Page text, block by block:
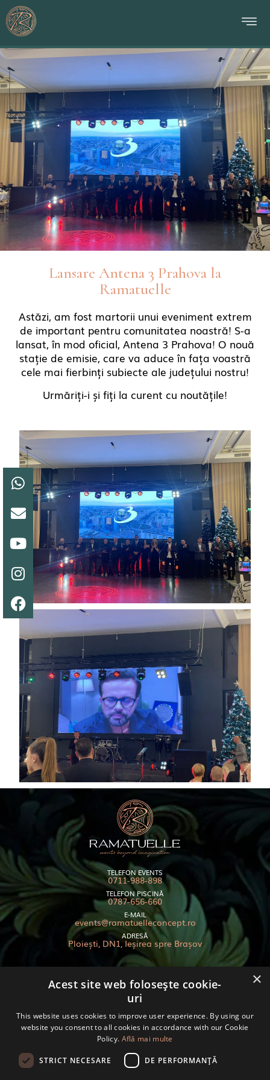
Lansare Antena 3 Prahova la
Ramatuelle
Astăzi, am fost martorii unui eveniment extrem
de important pentru comunitatea noastră! S-a
lansat, în mod oficial, Antena 3 Prahova! O nouă
stație de emisie, care va aduce în fața voastră
cele mai fierbinți subiecte ale județului nostru!
Urmăriți-i și fiți la curent cu noutățile!
TELEFON EVENTS
0711-988-898
TELEFON PISCINĂ
0787-656-660
E-MAIL
events@ramatuelleconcept.ro
ADRESĂ
Ploiești, DN1, Ieșirea spre Brașov
Termeni și condiții
Politica de cookies
GDPR
Anpc
© 2024 RAMATUELLE - TOATE DREPTURILE REZERVATE
FII LA CURENT CU NOUTĂȚILE! ABONEAZĂ-TE LA NEWSLETTER!
×
Acest site web folosește cookie-
uri
This website uses cookies to improve user experience. By using our
website you consent to all cookies in accordance with our Cookie
Policy. Află mai multe
STRICT NECESARE DE PERFORMANȚĂ